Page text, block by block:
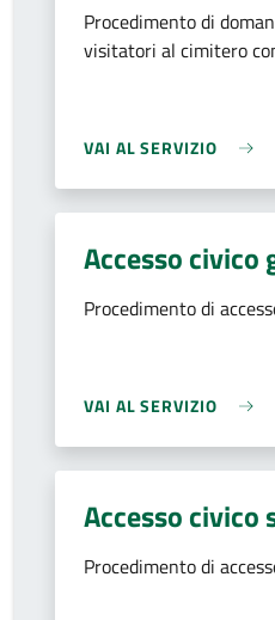
Procedimento di
visitatori al cimitero
VAI AL SERVIZIO
Accesso civico
Procedimento di
VAI AL SERVIZIO
Accesso civico
Procedimento di